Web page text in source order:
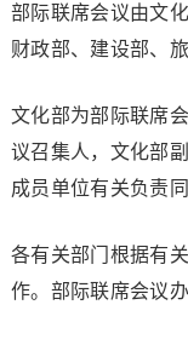
部际联席会议由文
财政部、建设部、
文化部为部际联席
议召集人，文化部
成员单位有关负责
各有关部门根据有
作。部际联席会议